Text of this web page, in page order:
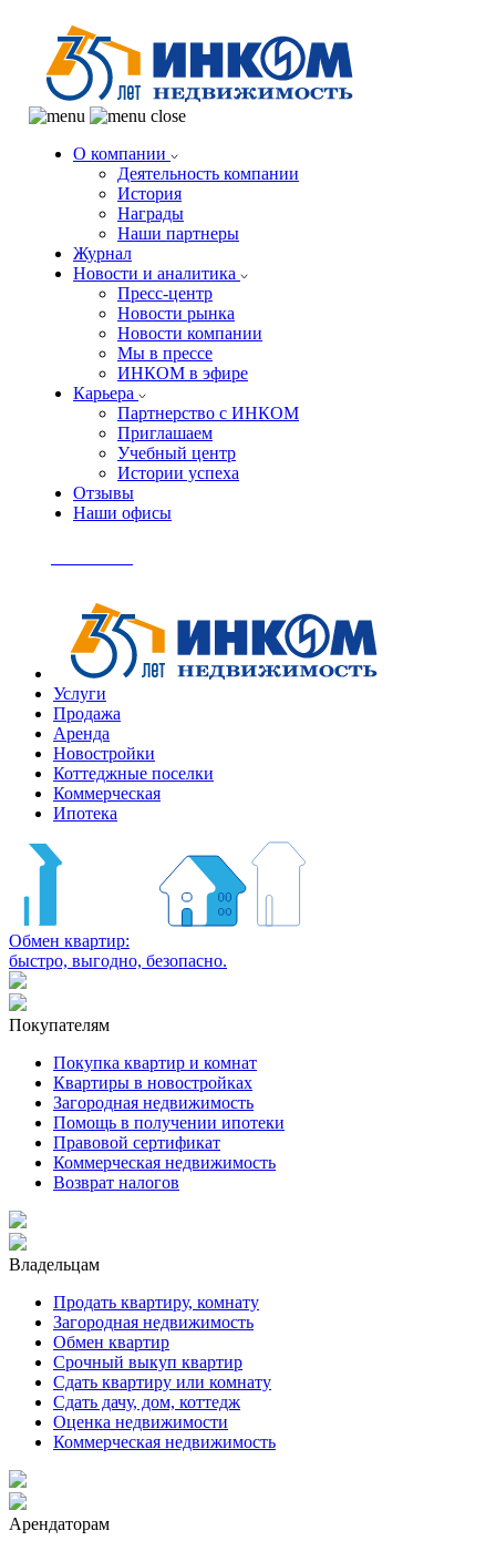
О компании
Деятельность компании
История
Награды
Наши партнеры
Журнал
Новости и аналитика
Пресс-центр
Новости рынка
Новости компании
Мы в прессе
ИНКОМ в эфире
Карьера
Партнерство с ИНКОМ
Приглашаем
Учебный центр
Истории успеха
Отзывы
Наши офисы
Услуги
Продажа
Аренда
Новостройки
Коттеджные поселки
Коммерческая
Ипотека
Обмен квартир:
быстро, выгодно, безопасно.
Покупателям
Покупка квартир и комнат
Квартиры в новостройках
Загородная недвижимость
Помощь в получении ипотеки
Правовой сертификат
Коммерческая недвижимость
Возврат налогов
Владельцам
Продать квартиру, комнату
Загородная недвижимость
Обмен квартир
Срочный выкуп квартир
Сдать квартиру или комнату
Сдать дачу, дом, коттедж
Оценка недвижимости
Коммерческая недвижимость
Арендаторам